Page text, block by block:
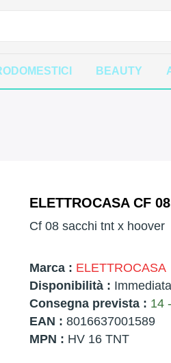
BEAUTY
ELETTROCASA CF
Cf 08 sacchi tnt x hoover
Marca : ELETTROCASA
Disponibilità : Immediata
Consegna prevista : 14
EAN : 8016637001589
MPN : HV 16 TNT